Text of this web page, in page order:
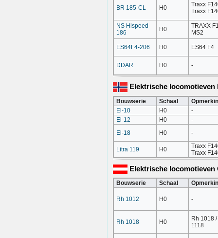
BR 185-CL H0
Traxx
Traxx
NS Hispeed
186
H0
TRAXX
MS2
ES64F4-206 H0 ES64 F4
DDAR H0 -
Elektrische locomotieven
Bouwserie Schaal
El-10
H0
-
El-12
H0
-
El-18
H0 -
Litra 119 H0
Traxx
Traxx
Elektrische locomotieven
Bouwserie Schaal
Rh 1012 H0 -
Rh 1018 H0
Rh 1018
1118